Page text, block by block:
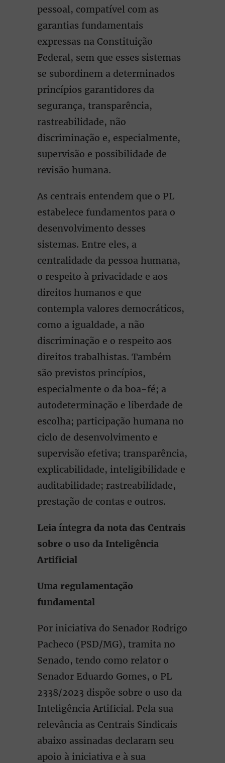
pessoal, compatível com as
garantias fundamentais
expressas na Constituição
Federal, sem que esses sistemas
se subordinem a determinados
princípios garantidores da
segurança, transparência,
rastreabilidade, não
discriminação e, especialmente,
supervisão e possibilidade de
revisão humana.
As centrais entendem que o PL
estabelece fundamentos para o
desenvolvimento desses
sistemas. Entre eles, a
centralidade da pessoa humana,
o respeito à privacidade e aos
direitos humanos e que
contempla valores democráticos,
como a igualdade, a não
discriminação e o respeito aos
direitos trabalhistas. Também
são previstos princípios,
especialmente o da boa-fé; a
autodeterminação e liberdade de
escolha; participação humana no
ciclo de desenvolvimento e
supervisão efetiva; transparência,
explicabilidade, inteligibilidade e
auditabilidade; rastreabilidade,
prestação de contas e outros.
Leia íntegra da nota das Centrais
sobre o uso da Inteligência
Artificial
Uma regulamentação
fundamental
Por iniciativa do Senador Rodrigo
Pacheco (PSD/MG), tramita no
Senado, tendo como relator o
Senador Eduardo Gomes, o PL
2338/2023 dispõe sobre o uso da
Inteligência Artificial. Pela sua
relevância as Centrais Sindicais
abaixo assinadas declaram seu
apoio à iniciativa e à sua